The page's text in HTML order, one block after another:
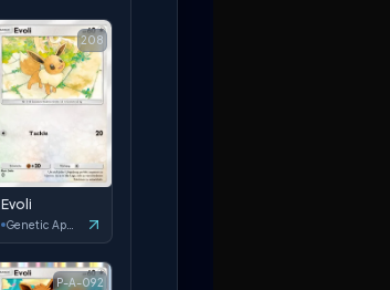
208
Evoli
Genetic Apex
P-A-092